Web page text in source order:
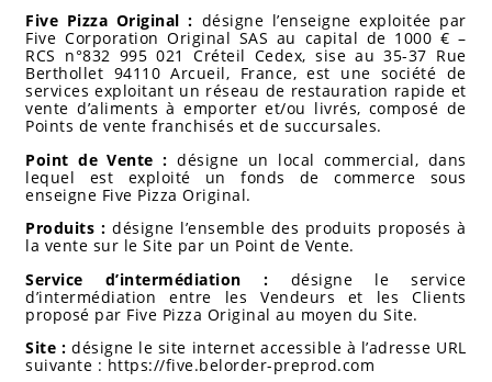
Five Pizza Original : désigne l’enseigne exploitée par
Five Corporation Original SAS au capital de 1000 € –
RCS n°832 995 021 Créteil Cedex, sise au 35-37 Rue
Berthollet 94110 Arcueil, France, est une société de
services exploitant un réseau de restauration rapide et
vente d’aliments à emporter et/ou livrés, composé de
Points de vente franchisés et de succursales.
Point de Vente : désigne un local commercial, dans
lequel est exploité un fonds de commerce sous
enseigne Five Pizza Original.
Produits :désigne l’ensemble des produits proposés à
la vente sur le Site par un Point de Vente.
Service d’intermédiation : désigne le service
d’intermédiation entre les Vendeurs et les Clients
proposé par Five Pizza Original au moyen du Site.
Site :désigne le site internet accessible à l’adresse URL
suivante : https://five.belorder-preprod.com